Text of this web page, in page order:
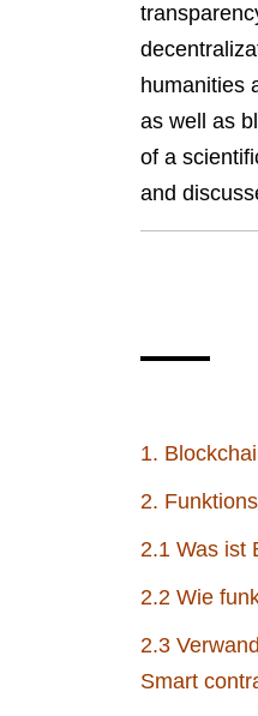
humanities
as well as
of a
and
1.
2.
2.1 Was ist
2.2 Wie
2.3
Smart